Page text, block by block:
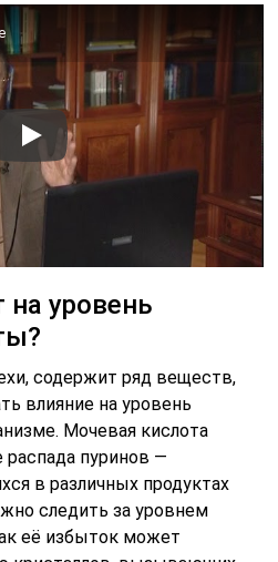
на уровень
содержит ряд веществ,
влияние на уровень
Мочевая кислота
распада пуринов —
в различных продуктах
следить за уровнем
её избыток может